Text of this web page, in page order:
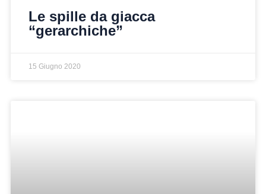
Le spille da giacca
“gerarchiche”
15 Giugno 2020